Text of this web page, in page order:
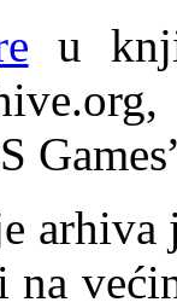
u
arhiva
na